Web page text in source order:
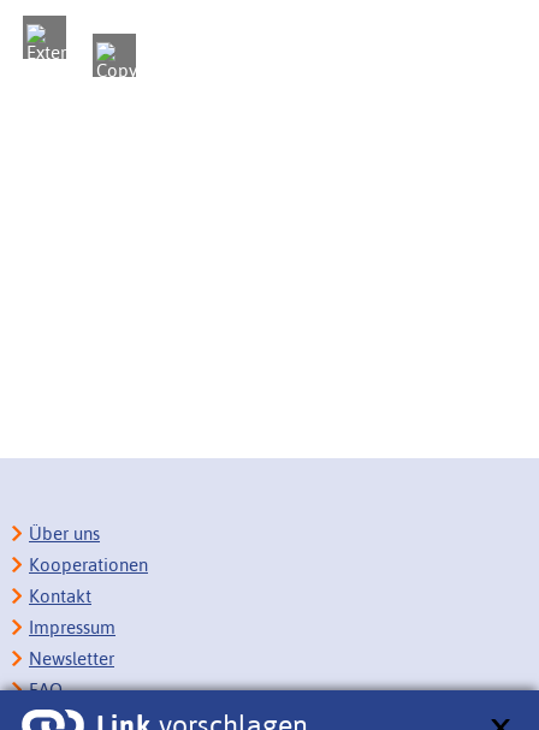
Über uns
Kooperationen
Kontakt
Impressum
Newsletter
FAQ
Copyright